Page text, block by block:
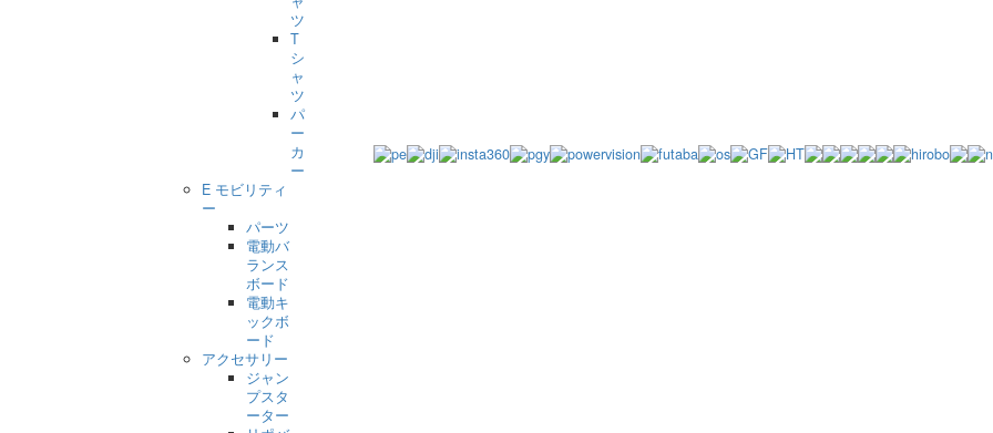
ツ
T
シ
ャ
ツ
パ
ー
カ
ー
E モビリティ
ー
パーツ
電動バ
ランス
ボード
電動キ
ックボ
ード
アクセサリー
ジャン
プスタ
ーター